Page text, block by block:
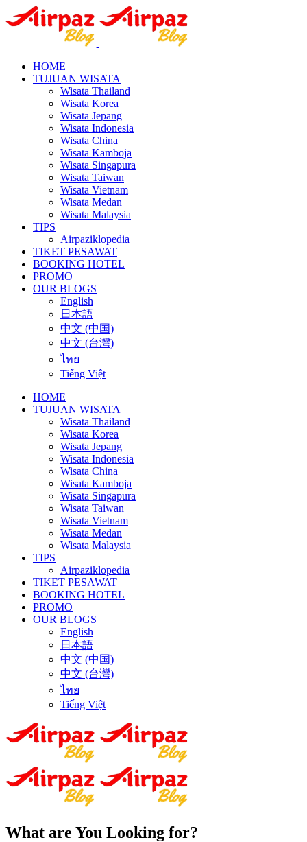
HOME
TUJUAN WISATA
Wisata Thailand
Wisata Korea
Wisata Jepang
Wisata Indonesia
Wisata China
Wisata Kamboja
Wisata Singapura
Wisata Taiwan
Wisata Vietnam
Wisata Medan
Wisata Malaysia
TIPS
Airpaziklopedia
TIKET PESAWAT
BOOKING HOTEL
PROMO
OUR BLOGS
English
日本語
中文 (中国)
中文 (台灣)
ไทย
Tiếng Việt
HOME
TUJUAN WISATA
Wisata Thailand
Wisata Korea
Wisata Jepang
Wisata Indonesia
Wisata China
Wisata Kamboja
Wisata Singapura
Wisata Taiwan
Wisata Vietnam
Wisata Medan
Wisata Malaysia
TIPS
Airpaziklopedia
TIKET PESAWAT
BOOKING HOTEL
PROMO
OUR BLOGS
English
日本語
中文 (中国)
中文 (台灣)
ไทย
Tiếng Việt
What are You Looking for?